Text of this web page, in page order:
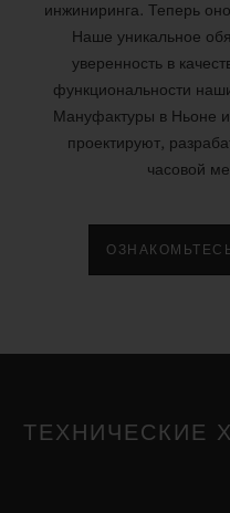
инжиниринга. Теперь
Наше уникальное
уверенность в
функциональности
Мануфактуры в Ньоне
проектируют,
часовой
ТЕХНИЧЕСКИЕ